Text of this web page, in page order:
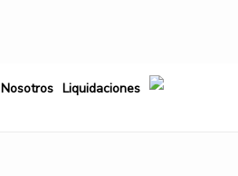
Nosotros Liquidaciones